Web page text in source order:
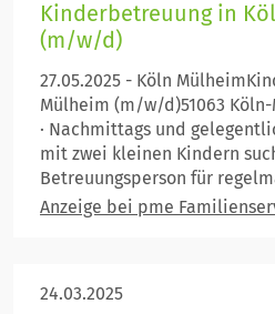
Kinderbetreuung in
(m/w/d)
27.05.2025 - Köln
Mülheim (m/w/d)51063
· Nachmittags und
mit zwei kleinen Kindern
Betreuungsperson für
Anzeige bei pme
24.03.2025